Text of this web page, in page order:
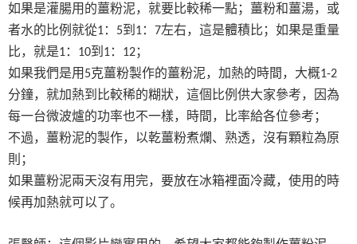
如果是灌腸用的薑粉泥，就要比較稀一點；薑粉和薑湯，或
者水的比例就從1： 5到1： 7左右，這是體積比；如果是重量
比，就是1： 10到1： 12；
如果我們是用5克薑粉製作的薑粉泥，加熱的時間，大概1-2
分鐘，就加熱到比較稀的糊狀，這個比例供大家參考，因為
每一台微波爐的功率也不一樣，時間，比率給各位參考；
不過，薑粉泥的製作，以乾薑粉煮爛、熟透，沒有顆粒為原
則；
如果薑粉泥兩天沒有用完，要放在冰箱裡面冷藏，使用的時
候再加熱就可以了。